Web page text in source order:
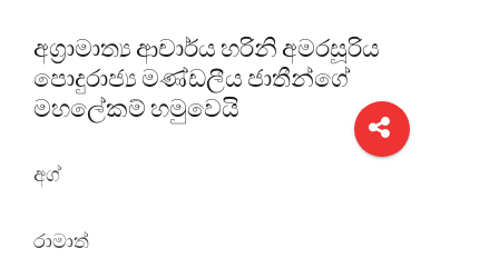
අග්‍රාමාත්‍ය ආචාර්ය හරිනි අමරසූරිය
පොදුරාජ්‍ය මණ්ඩලීය ජාතීන්ගේ
මහලේකම් හමුවෙයි
අග්
රාමාත්